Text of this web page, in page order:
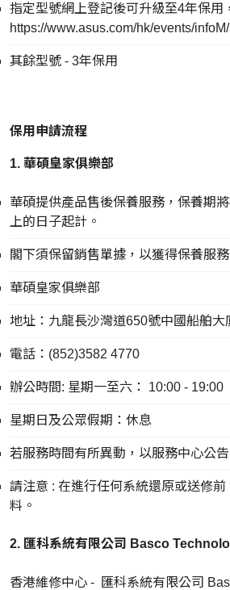
指定型號網上登記後可升級至4年保用
https://www.asus.com/hk/events/
其餘型號 - 3年保用
保用申請流程
1. 華碩皇家俱樂部
華碩提供產品售後保養服務，保養期
上的日子起計。
閣下須保留銷售單據，以獲得保養服務
華碩皇家俱樂部
地址：九龍長沙灣道650號中國船舶大
電話：(852)3582 4770
辦公時間: 星期一至六： 10:00 - 19:00
星期日及公眾假期：休息
若服務時間有所異動，以服務中心公
請注意 : 在進行任何系統還原或送修
料。
2. 匯科系統有限公司 Basco
香港維修中心 - 匯科系統有限公司